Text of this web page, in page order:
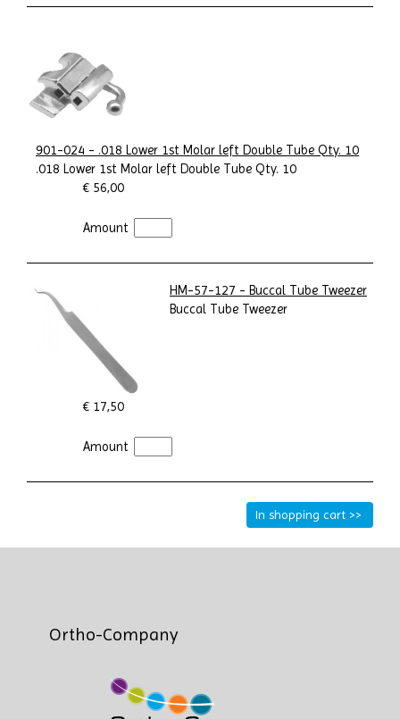
901-024 - .018 Lower 1st Molar left Double Tube Qty. 10
.018 Lower 1st Molar left Double Tube Qty. 10
€ 56,00
Amount
HM-57-127 - Buccal Tube Tweezer
Buccal Tube Tweezer
€ 17,50
Amount
Ortho-Company